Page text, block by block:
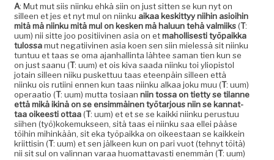
A: Mut mut siis niinku ehkä siin on just sit­ten se kun nyt on
silleen et jes et nyt mul on niinku aikaa keskit­tyy niihin asioi­hin
mitä mä niinku mitä mul on kesken mä halu­un tehä valmi­iks(T:
uum) nii sitte joo posi­ti­ivi­nen asia on etmahol­lis­es­ti työ­paik­ka
tulos­samut negati­ivi­nen asia koen sen siin mielessä sit niinku
tun­tuu et taas se oma ajan­hallinta läh­tee saman tien kun se
on just saanu (T: uum) et ois kiva saa­da niinku toi yliopis­tol
jotain silleen niiku pus­ket­tuu taas eteen­päin silleen että
niinku ois ruti­i­ni ennen kun taas niinku alkaa joku muu (T: uum)
oper­aa­tio (T: uum) mut­ta tosi­aan niin tossa on tiet­ty se tilanne
että mikä ikinä on se ensim­mäi­nen työ­tar­jous niin se kan­nat­
taa oikeesti ottaa(T: uum) et et se se kaik­ki niinku perus­tuu
siihen (työ)kokemukseen, sitä taas ei niinku saa ellei pääse
töi­hin mihinkään, sit eka työ­paik­ka on oikeestaan se kaikkein
kri­it­tisin (T: uum) et sen jäl­keen kun on pari vuot (tehnyt töitä)
nii sit sul on valin­nan varaa huo­mat­tavasti enem­män (T: uum)